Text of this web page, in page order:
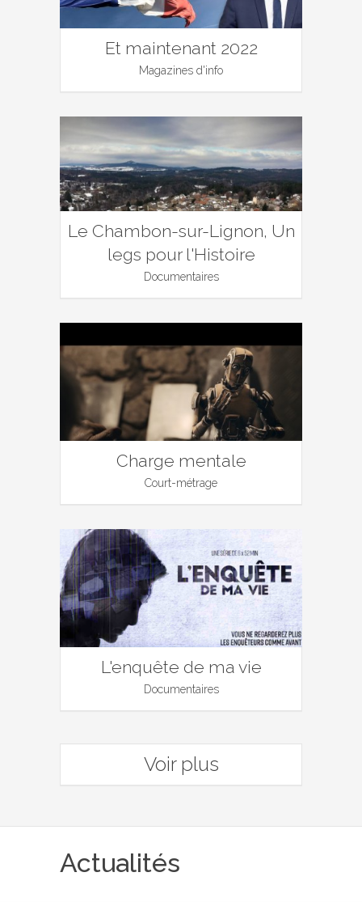
Et maintenant 2022
Magazines d'info
Le Chambon-sur-Lignon, Un
legs pour l'Histoire
Documentaires
Charge mentale
Court-métrage
L'enquête de ma vie
Documentaires
Voir plus
Actualités